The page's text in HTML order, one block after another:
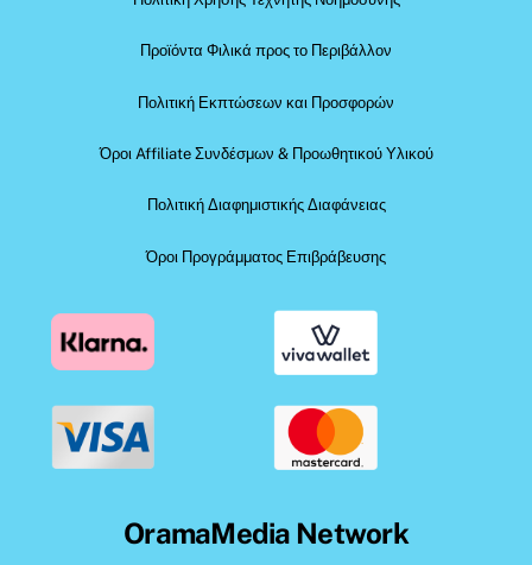
Προϊόντα Φιλικά προς το Περιβάλλον
Πολιτική Εκπτώσεων και Προσφορών
Όροι Affiliate Συνδέσμων & Προωθητικού Υλικού
Πολιτική Διαφημιστικής Διαφάνειας
Όροι Προγράμματος Επιβράβευσης
OramaMedia Network